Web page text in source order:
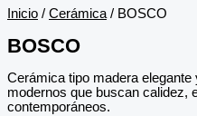
Inicio / Cerámica / BOSCO
BOSCO
Cerámica tipo madera
modernos que buscan calidez,
contemporáneos.